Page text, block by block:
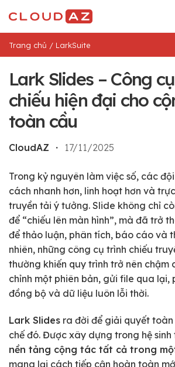
đến
nội
dung
Trang chủ / LarkSuite
Lark Slides – Công
chiếu hiện đại cho
toàn cầu
CloudAZ ・ 17/11/2025
Trong kỷ nguyên làm việc số, các
cách nhanh hơn, linh hoạt hơn và
truyền tải ý tưởng. Slide không chỉ
để “chiếu lên màn hình”, mà đã trở
để thảo luận, phân tích, báo cáo và
nhiên, những công cụ trình chiếu
thường khiến quy trình trở nên chậm
chỉnh một phiên bản, gửi file qua lại,
đồng bộ và dữ liệu luôn lỗi thời.
Lark Slides ra đời để giải quyết toàn
chế đó. Được xây dựng trong hệ sinh
nền tảng cộng tác tất cả trong
mang lại cách tiếp cận hoàn toàn